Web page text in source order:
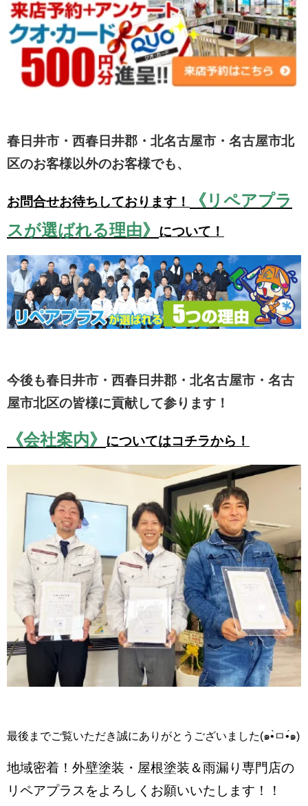
春日井市・西春日井郡・北名古屋市・名古屋市北
区のお客様以外のお客様でも、
お問合せお待ちしております！
《リペアプラ
スが選ばれる理由》
について！
今後も春日井市・西春日井郡・北名古屋市・名古
屋市北区の皆様に貢献して参ります！
《会社案内》 についてはコチラから！
最後までご覧いただき誠にありがとうございました(๑•̀ㅁ•́๑)
地域密着！外壁塗装・屋根塗装＆雨漏り専門店の
リペアプラスをよろしくお願いいたします！！